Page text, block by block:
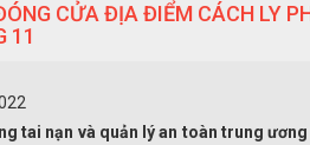
CỬA ĐỊA ĐIỂM CÁCH LY
11
tai nạn và quản lý an toàn trung